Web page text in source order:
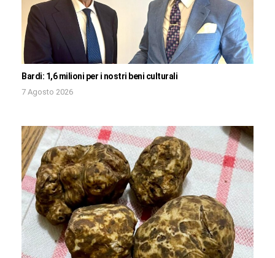
Bardi: 1,6 milioni per i nostri beni culturali
7 Agosto 2026